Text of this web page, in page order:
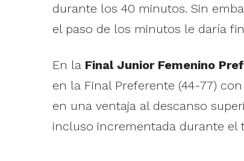
durante los 40 minutos. Sin
el paso de los minutos le daría
En la Final Junior Femenino
en la Final Preferente (44-77)
en una ventaja al descanso
incluso incrementada durante el